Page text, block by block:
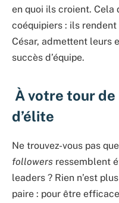
en quoi ils croient. Cela
coéquipiers : ils
César, admettent leurs
succès d’équipe.
À votre tour
d’élite
Ne trouvez-vous pas
followers ressemblent
leaders ? Rien n’est
paire : pour être